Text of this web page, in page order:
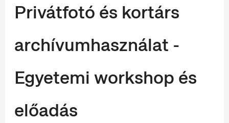
Privátfotó és kortárs
archívumhasználat -
Egyetemi workshop és
előadás